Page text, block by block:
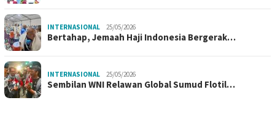
INTERNASIONAL 25/05/2026
Bertahap, Jemaah Haji Indonesia Bergerak…
INTERNASIONAL 25/05/2026
Sembilan WNI Relawan Global Sumud Flotil…